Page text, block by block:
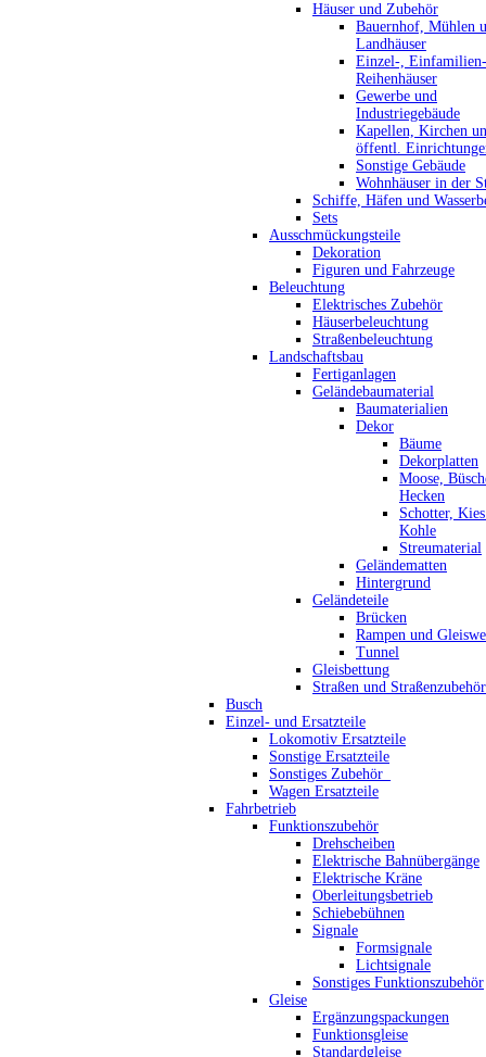
Häuser und Zubehör
Bauernhof, Mühlen
Landhäuser
Einzel-,
Reihenhäuser
Gewerbe und
Industriegebäude
Kapellen, Kirchen
öffentl.
Sonstige Gebäude
Wohnhäuser in der
Schiffe, Häfen und
Sets
Ausschmückungsteile
Dekoration
Figuren und Fahrzeuge
Beleuchtung
Elektrisches Zubehör
Häuserbeleuchtung
Straßenbeleuchtung
Landschaftsbau
Fertiganlagen
Geländebaumaterial
Baumaterialien
Dekor
Bäume
Dekorplatten
Moose,
Hecken
Schotter,
Kohle
Streumaterial
Geländematten
Hintergrund
Geländeteile
Brücken
Rampen und
Tunnel
Gleisbettung
Straßen und Straßenzubehör
Busch
Einzel- und Ersatzteile
Lokomotiv Ersatzteile
Sonstige Ersatzteile
Sonstiges Zubehör_
Wagen Ersatzteile
Fahrbetrieb
Funktionszubehör
Drehscheiben
Elektrische Bahnübergänge
Elektrische Kräne
Oberleitungsbetrieb
Schiebebühnen
Signale
Formsignale
Lichtsignale
Sonstiges Funktionszubehör
Gleise
Ergänzungspackungen
Funktionsgleise
Standardgleise